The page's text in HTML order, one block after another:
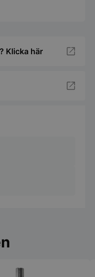
Klicka här